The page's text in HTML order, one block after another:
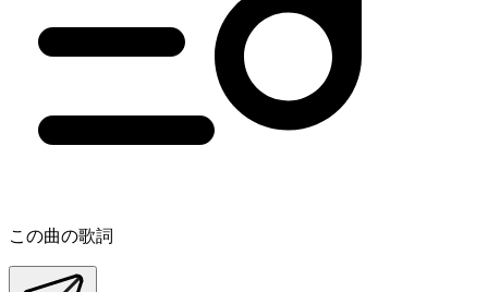
この曲の歌詞